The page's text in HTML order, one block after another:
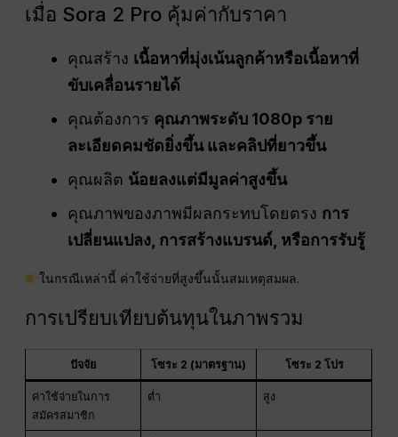
เมื่อ Sora 2 Pro คุ้มค่ากับราคา
คุณสร้าง เนื้อหาที่มุ่งเน้นลูกค้าหรือเนื้อหาที่
ขับเคลื่อนรายได้
คุณต้องการ คุณภาพระดับ 1080p ราย
ละเอียดคมชัดยิ่งขึ้น และคลิปที่ยาวขึ้น
คุณผลิต น้อยลงแต่มีมูลค่าสูงขึ้น
คุณภาพของภาพมีผลกระทบโดยตรง การ
เปลี่ยนแปลง, การสร้างแบรนด์, หรือการรับรู้
ในกรณีเหล่านี้ ค่าใช้จ่ายที่สูงขึ้นนั้นสมเหตุสมผล.
การเปรียบเทียบต้นทุนในภาพรวม
ปัจจัย โซระ 2 (มาตรฐาน) โซระ 2 โปร
ค่าใช้จ่ายในการ
สมัครสมาชิก
ต่ำ สูง